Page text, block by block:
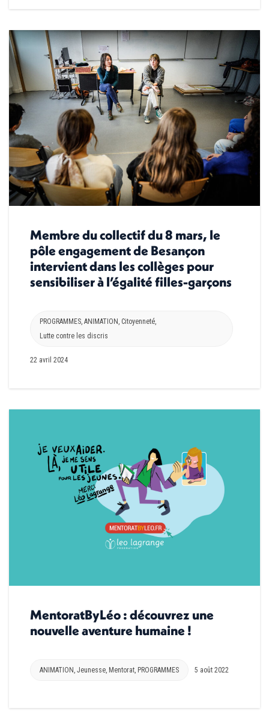
Membre du collectif du 8 mars, le
pôle engagement de Besançon
intervient dans les collèges pour
sensibiliser à l’égalité filles-garçons
PROGRAMMES, ANIMATION , Citoyenneté,
Lutte contre les discris
22 avril 2024
MentoratByLéo : découvrez une
nouvelle aventure humaine !
ANIMATION , Jeunesse, Mentorat, PROGRAMMES 5 août 2022